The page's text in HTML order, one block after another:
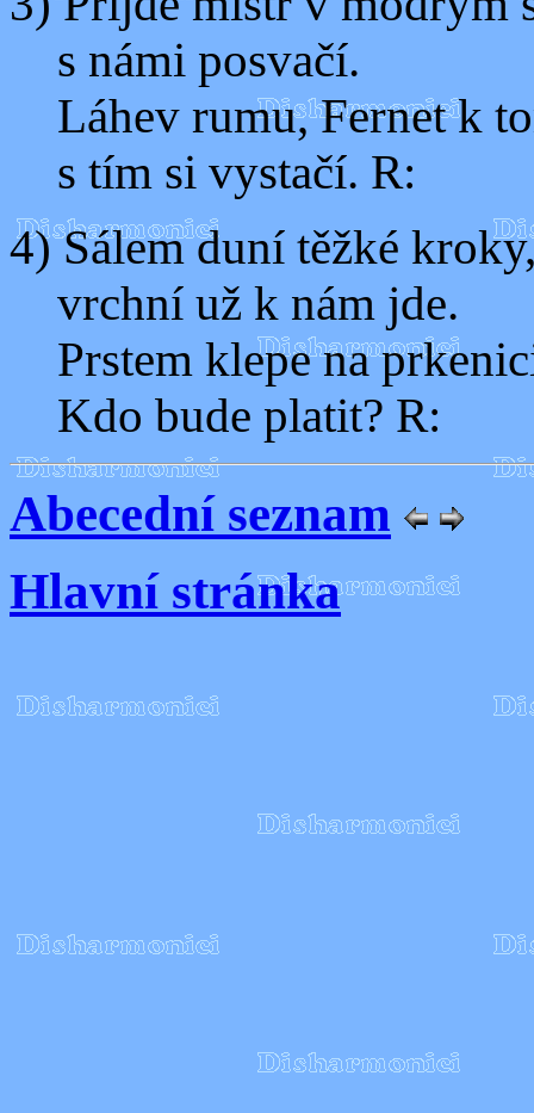
s námi posvačí.
Láhev rumu, Fernet k
s tím si vystačí. R:
4) Sálem duní těžké
vrchní už k nám jde.
Prstem klepe na
Kdo bude platit? R:
Abecední seznam
Hlavní stránka